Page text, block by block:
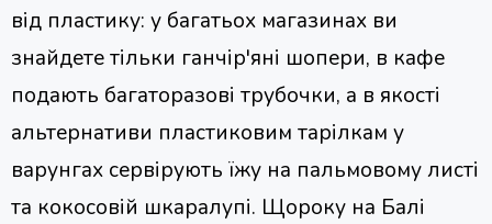
від пластику: у багатьох магазинах ви
знайдете тільки ганчір'яні шопери, в кафе
подають багаторазові трубочки, а в якості
альтернативи пластиковим тарілкам у
варунгах сервірують їжу на пальмовому листі
та кокосовій шкаралупі. Щороку на Балі